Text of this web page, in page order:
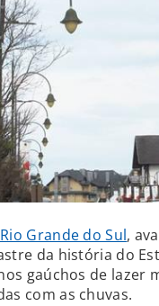
Grande do Sul,
da história do
gaúchos de lazer
com as chuvas.